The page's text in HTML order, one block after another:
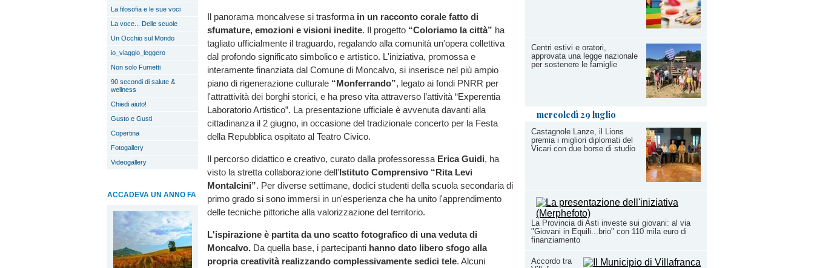
Centri estivi e oratori,
approvata una legge nazionale
per sostenere le famiglie
mercoledì 29 luglio
Castagnole Lanze, il Lions
premia i migliori diplomati del
Vicari con due borse di studio
La Provincia di Asti investe sui giovani: al via
"Giovani in Equili...brio" con 110 mila euro di
finanziamento
Accordo tra
La filosofia e le sue voci
La voce... Delle scuole
Un Occhio sul Mondo
io_viaggio_leggero
Non solo Fumetti
90 secondi di salute &
wellness
Chiedi aiuto!
Gusto e Gusti
Copertina
Fotogallery
Videogallery
ACCADEVA UN ANNO FA
Il panorama moncalvese si trasforma in un racconto corale fatto di
sfumature, emozioni e visioni inedite. Il progetto “Coloriamo la città” ha
tagliato ufficialmente il traguardo, regalando alla comunità un'opera collettiva
dal profondo significato simbolico e artistico. L'iniziativa, promossa e
interamente finanziata dal Comune di Moncalvo, si inserisce nel più ampio
piano di rigenerazione culturale “Monferrando”, legato ai fondi PNRR per
l'attrattività dei borghi storici, e ha preso vita attraverso l’attività “Experentia
Laboratorio Artistico”. La presentazione ufficiale è avvenuta davanti alla
cittadinanza il 2 giugno, in occasione del tradizionale concerto per la Festa
della Repubblica ospitato al Teatro Civico.
Il percorso didattico e creativo, curato dalla professoressa Erica Guidi, ha
visto la stretta collaborazione dell'Istituto Comprensivo “Rita Levi
Montalcini”. Per diverse settimane, dodici studenti della scuola secondaria di
primo grado si sono immersi in un'esperienza che ha unito l'apprendimento
delle tecniche pittoriche alla valorizzazione del territorio.
L'ispirazione è partita da uno scatto fotografico di una veduta di
Moncalvo. Da quella base, i partecipanti hanno dato libero sfogo alla
propria creatività realizzando complessivamente sedici tele. Alcuni